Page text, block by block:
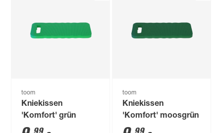
toom
Kniekissen
'Komfort' grün
toom
Kniekissen
'Komfort' moosgrün